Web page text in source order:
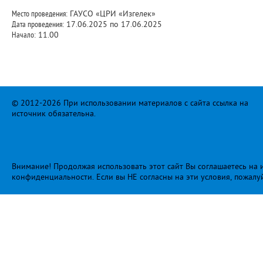
Место проведения: ГАУСО «ЦРИ «Изгелек»
Дата проведения: 17.06.2025 по 17.06.2025
Начало: 11.00
© 2012-2026 При использовании материалов с сайта ссылка на
источник обязательна.
Внимание! Продолжая использовать этот сайт Вы соглашаетесь
конфиденциальности. Если вы НЕ согласны на эти условия,